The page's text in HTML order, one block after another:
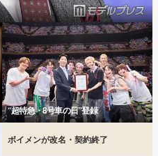
“超特急・8号車の日”登録
ボイメンが改名・契約終了